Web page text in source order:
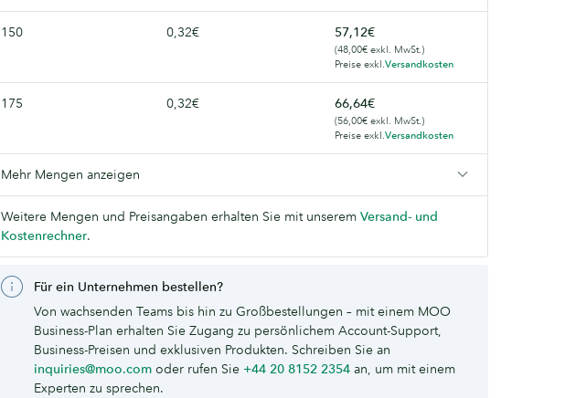
150 0,32€ 57,12€
(48,00€ exkl. MwSt.)
Preise exkl. Versandkosten
175 0,32€ 66,64€
(56,00€ exkl. MwSt.)
Preise exkl. Versandkosten
Mehr Mengen anzeigen
Weitere Mengen und Preisangaben erhalten Sie mit unserem Versand- und
Kostenrechner.
Für ein Unternehmen bestellen?
Von wachsenden Teams bis hin zu Großbestellungen – mit einem MOO
Business-Plan erhalten Sie Zugang zu persönlichem Account-Support,
Business-Preisen und exklusiven Produkten. Schreiben Sie an
inquiries@moo.com oder rufen Sie +44 20 8152 2354 an, um mit einem
Experten zu sprechen.